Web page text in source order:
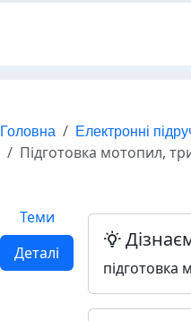
Головна Електронні
Підготовка мотопил,
Теми
Деталі
підготовка